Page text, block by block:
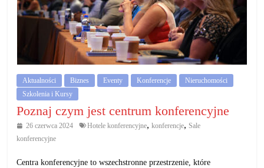
Aktualności Biznes Eventy Konferencje
Nieruchomości
Szkolenia i Kursy
Poznaj czym jest centrum konferencyjne
26 czerwca 2024 Hotele konferencyjne, konferencje, Sale
konferencyjne
Centra konferencyjne to wszechstronne przestrzenie, które